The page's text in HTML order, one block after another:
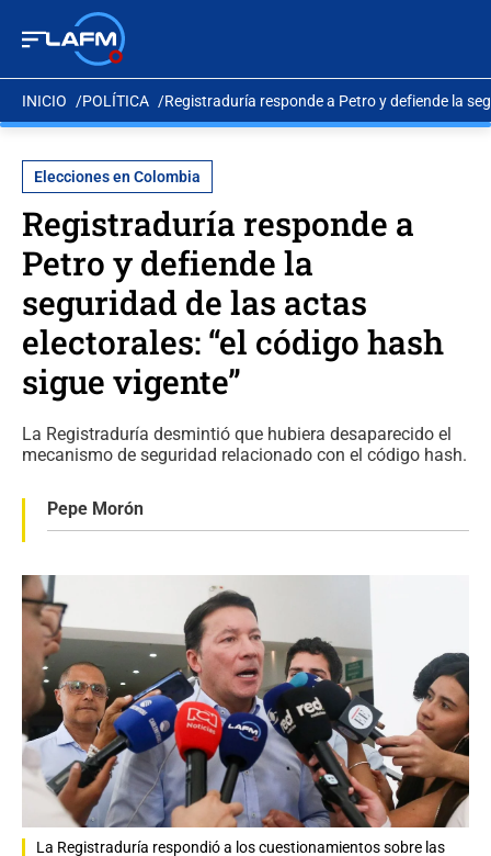
INICIO POLÍTICA Registraduría responde a Petro y defiende la
Elecciones en Colombia
Registraduría responde a
Petro y defiende la
seguridad de las actas
electorales: “el código hash
sigue vigente”
La Registraduría desmintió que hubiera desaparecido el
mecanismo de seguridad relacionado con el código hash.
Pepe Morón
La Registraduría respondió a los cuestionamientos sobre las